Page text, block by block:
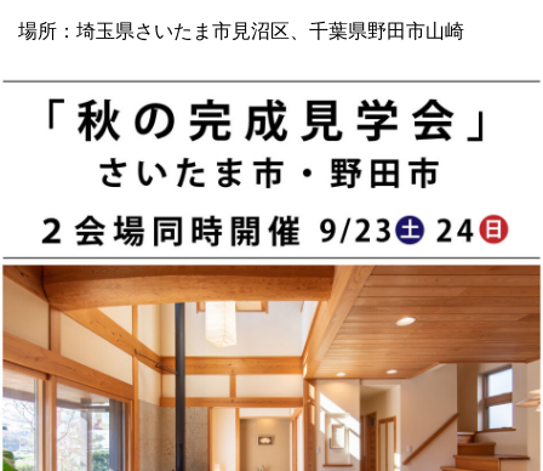
場所：埼玉県さいたま市見沼区、千葉県野田市山崎